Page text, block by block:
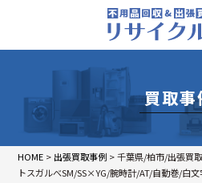
買取事
HOME > 出張買取事例 >千葉県/柏市/出張買
トスガルべSM/SS×YG/腕時計/AT/自動巻/白